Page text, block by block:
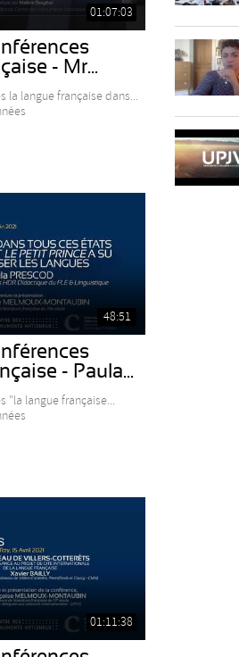
01:07:03
- Mr...
la langue française dans...
48:51
- Paula...
"la langue française...
01:11:38